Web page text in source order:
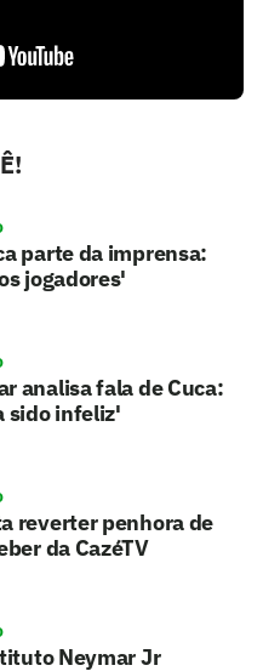
parte da imprensa:
jogadores'
analisa fala de Cuca:
sido infeliz'
reverter penhora de
da CazéTV
Neymar Jr